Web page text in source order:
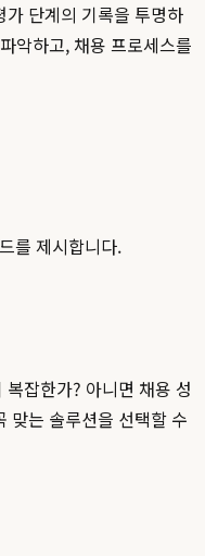
단계의 기록을 투명하
악하고, 채용 프로세스를
를 제시합니다.
잡한가? 아니면 채용 성
맞는 솔루션을 선택할 수